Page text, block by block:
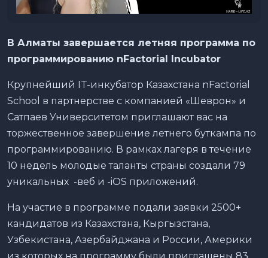
В Алматы завершается летняя программа по
программированию nFactorial Incubator
Крупнейший IT-инкубатор Казахстана nFactorial
School в партнерстве с компанией «Шеврон» и
Сатпаев Университетом приглашают вас на
торжественное завершение летнего буткампа по
программированию. В рамках лагеря в течение
10 недель молодые таланты страны создали 79
уникальных -веб и -iOS приложений.
На участие в программе подали заявки 2500+
кандидатов из Казахстана, Кыргызстана,
Узбекистана, Азербайджана и России, Америки